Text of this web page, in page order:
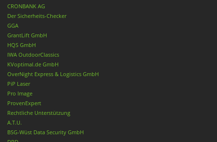
CRONBANK AG
Der Sicherheits-Checker
GGA
GrantLift GmbH
HQS GmbH
IWA OutdoorClassics
KVoptimal.de GmbH
OverNight Express & Logistics GmbH
PiP Laser
Pro Image
ProvenExpert
Rechtliche Unterstützung
A.T.U.
BSG-Wüst Data Security GmbH